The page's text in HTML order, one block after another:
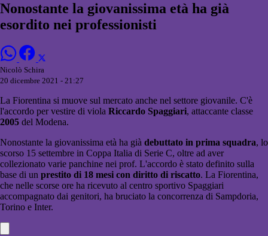
Nonostante la giovanissima età ha già
esordito nei professionisti
Nicolò Schira
20 dicembre 2021 - 21:27
La Fiorentina si muove sul mercato anche nel settore giovanile. C'è
l'accordo per vestire di viola Riccardo Spaggiari, attaccante classe
2005 del Modena.
Nonostante la giovanissima età ha già debuttato in prima squadra, lo
scorso 15 settembre in Coppa Italia di Serie C, oltre ad aver
collezionato varie panchine nei prof. L'accordo è stato definito sulla
base di un prestito di 18 mesi con diritto di riscatto. La Fiorentina,
che nelle scorse ore ha ricevuto al centro sportivo Spaggiari
accompagnato dai genitori, ha bruciato la concorrenza di Sampdoria,
Torino e Inter.